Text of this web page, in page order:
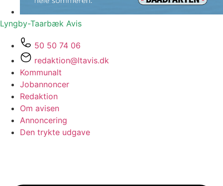
Lyngby-Taarbæk Avis
50 50 74 06
redaktion@ltavis.dk
Kommunalt
Jobannoncer
Redaktion
Om avisen
Annoncering
Den trykte udgave